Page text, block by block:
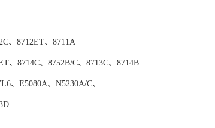
、8712ET、8711A
、8714C、8752B/C、8713C、8714B
、E5080A、N5230A/C、